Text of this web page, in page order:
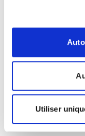
Utiliser